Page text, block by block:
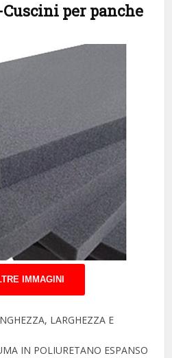
Cuscini per panche
IMMAGINI
LARGHEZZA E
IN POLIURETANO ESPANSO